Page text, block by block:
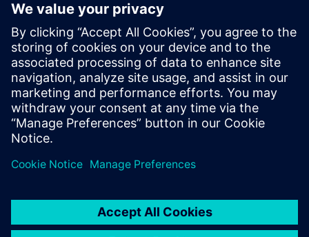
STRUCTURAL ANALYSIS FOR AEC
Structural design software for deep and shallow
foundation analysis and design, supporting civil,